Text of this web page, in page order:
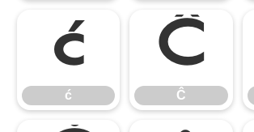
ć
ć
Ĉ
Ĉ